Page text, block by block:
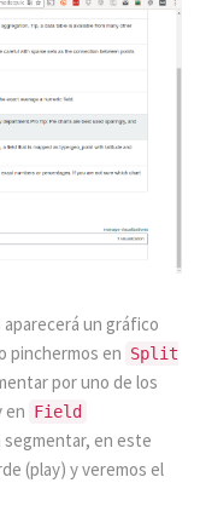
un gráfico
pinchermos en Split
por uno de los
en Field
segmentar, en este
(play) y veremos el